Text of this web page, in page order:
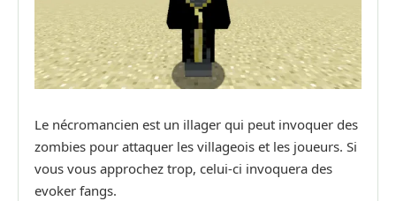
Le nécromancien est un illager qui peut invoquer des
zombies pour attaquer les villageois et les joueurs. Si
vous vous approchez trop, celui-ci invoquera des
evoker fangs.